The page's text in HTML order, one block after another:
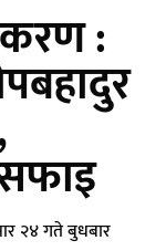
:
२४ गते बुधबार